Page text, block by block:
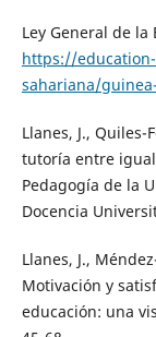
Ley General de la
https://
sahariana/
Llanes, J., Quiles-
tutoría entre
Pedagogía de la
Docencia
Llanes, J.,
Motivación y
educación: una